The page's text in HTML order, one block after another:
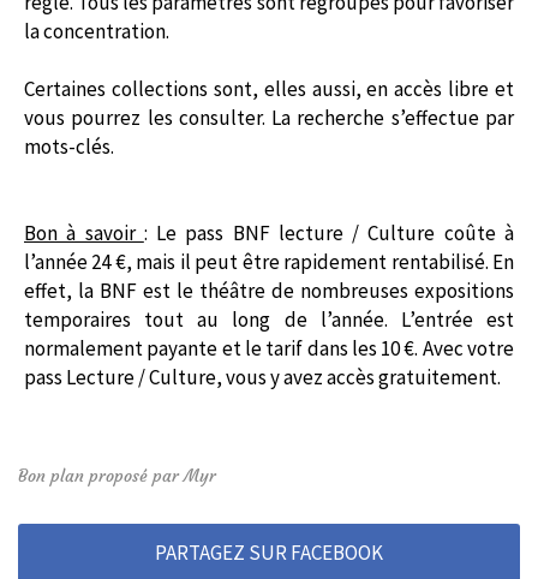
la concentration.
Certaines collections sont, elles aussi, en accès libre et
vous pourrez les consulter. La recherche s’effectue par
mots-clés.
Bon à savoir : Le pass BNF lecture / Culture coûte à
l’année 24 €, mais il peut être rapidement rentabilisé. En
effet, la BNF est le théâtre de nombreuses expositions
temporaires tout au long de l’année. L’entrée est
normalement payante et le tarif dans les 10 €. Avec votre
pass Lecture / Culture, vous y avez accès gratuitement.
Bon plan proposé par Myr
PARTAGEZ SUR FACEBOOK